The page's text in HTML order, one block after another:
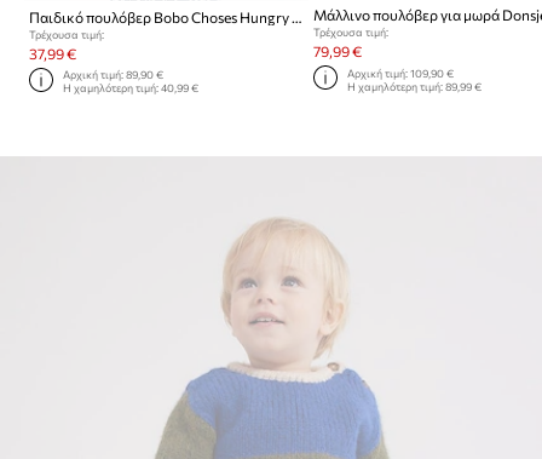
Παιδικό πουλόβερ Bobo Choses Hungry Squirrel
Τρέχουσα τιμή:
37,99 €
Αρχική τιμή:89,90 €
Η χαμηλότερη τιμή:40,99 €
Τρέχουσα τιμή:
79,99 €
Αρχική τιμή: 109,90 €
Η χαμηλότερη τιμή: 89,99 €